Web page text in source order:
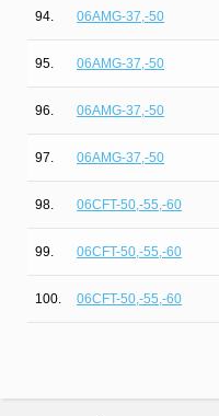
94. 06AMG-37,-50
95. 06AMG-37,-50
96. 06AMG-37,-50
97. 06AMG-37,-50
98. 06CFT-50,-55,-60
99. 06CFT-50,-55,-60
100. 06CFT-50,-55,-60